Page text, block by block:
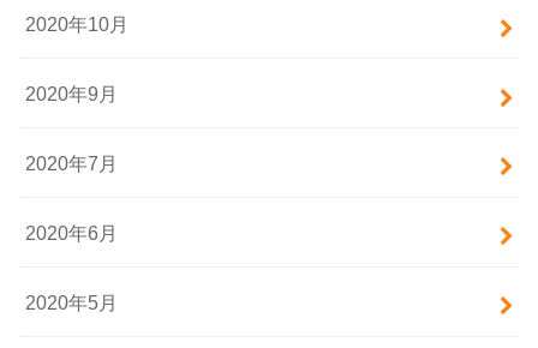
2020年10月
2020年9月
2020年7月
2020年6月
2020年5月